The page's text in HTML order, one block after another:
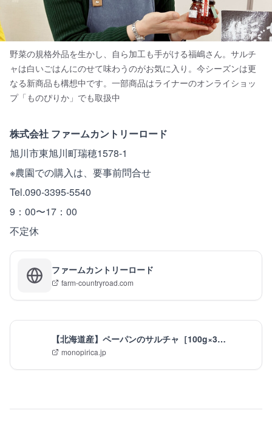
野菜の規格外品を生かし、自ら加工も手がける福嶋さん。サルチ
ャは白いごはんにのせて味わうのがお気に入り。今シーズンは更
なる新商品も構想中です。一部商品はライナーのオンライショッ
プ「ものぴりか」でも取扱中
株式会社 ファームカントリーロード
旭川市東旭川町瑞穂1578-1
※農園での購入は、要事前問合せ
Tel.090-3395-5540
9：00〜17：00
不定休
ファームカントリーロード
farm-countryroad.com
【北海道産】ペーパンのサルチャ［100g×3
個/100g×6個］
monopirica.jp